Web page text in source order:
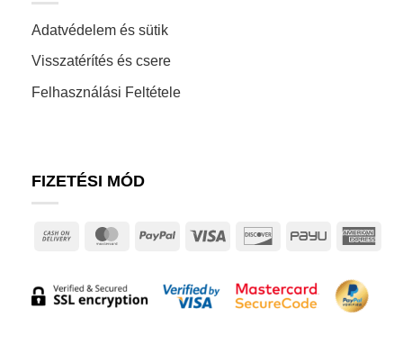
Adatvédelem és sütik
Visszatérítés és csere
Felhasználási Feltétele
FIZETÉSI MÓD
Cash
MasterCardPayPal Visa DiscoverPayU